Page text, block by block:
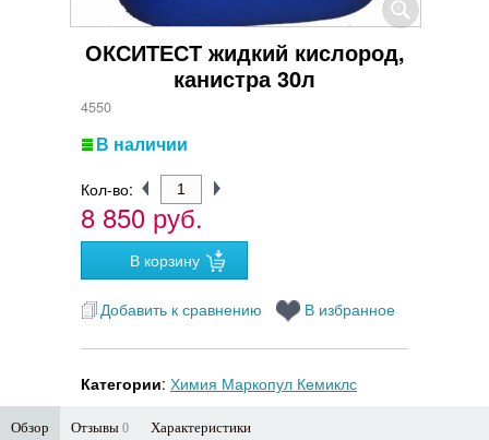
ОКСИТЕСТ жидкий кислород,
канистра 30л
4550
В наличии
Кол-во:
8 850 руб.
Добавить к сравнению В избранное
Категории: Химия Маркопул Кемиклс
Обзор Отзывы 0 Характеристики